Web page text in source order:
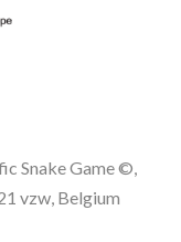
Snake Game©,
vzw, Belgium